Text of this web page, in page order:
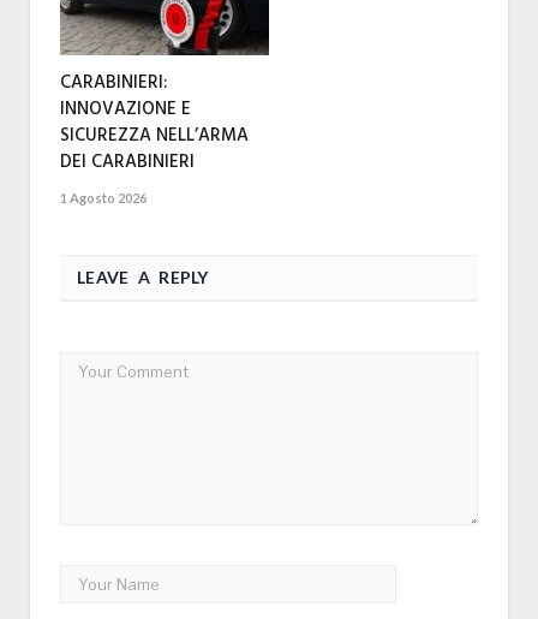
CARABINIERI:
INNOVAZIONE E
SICUREZZA NELL’ARMA
DEI CARABINIERI
1 Agosto 2026
LEAVE A REPLY